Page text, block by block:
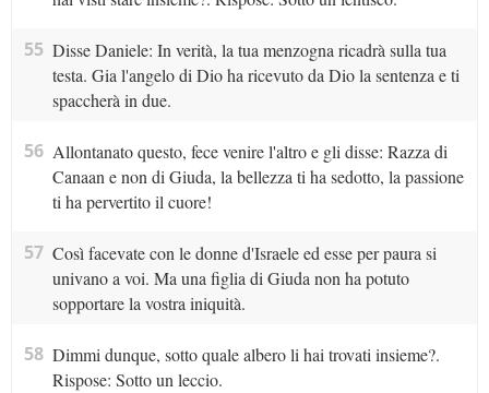
55 Disse Daniele: In verità, la tua menzogna ricadrà sulla tua
testa. Gia l'angelo di Dio ha ricevuto da Dio la sentenza e ti
spaccherà in due.
56 Allontanato questo, fece venire l'altro e gli disse: Razza di
Canaan e non di Giuda, la bellezza ti ha sedotto, la passione
ti ha pervertito il cuore!
57 Così facevate con le donne d'Israele ed esse per paura si
univano a voi. Ma una figlia di Giuda non ha potuto
sopportare la vostra iniquità.
58 Dimmi dunque, sotto quale albero li hai trovati insieme?.
Rispose: Sotto un leccio.